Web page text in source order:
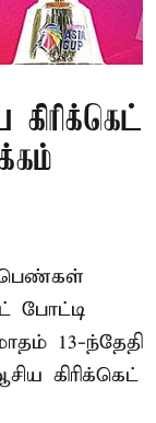
பெண்கள்
போட்டி
13-ந்தேதி
கிரிக்கெட்